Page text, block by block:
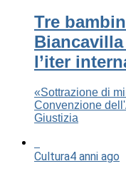
Tre
l’iter
«Sottrazione di
Convenzione
Giustizia
Cultura4 anni ago